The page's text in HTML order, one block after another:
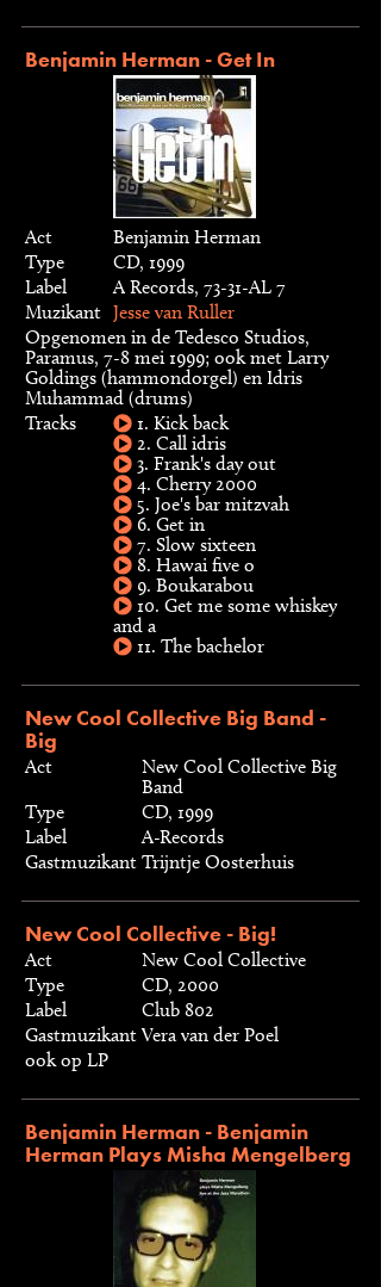
Benjamin Herman - Get In
Act
Benjamin Herman
Type
CD, 1999
Label
A Records, 73-31-AL 7
Muzikant Jesse van Ruller
Opgenomen in de Tedesco Studios,
Paramus, 7-8 mei 1999; ook met Larry
Goldings (hammondorgel) en Idris
Muhammad (drums)
Tracks
1. Kick back
2. Call idris
3. Frank's day out
4. Cherry 2000
5. Joe's bar mitzvah
6. Get in
7. Slow sixteen
8. Hawai five o
9. Boukarabou
10. Get me some whiskey
and a
11. The bachelor
New Cool Collective Big Band -
Big
Act
New Cool Collective Big
Band
Type
CD, 1999
Label
A-Records
Gastmuzikant Trijntje Oosterhuis
New Cool Collective - Big!
Act
New Cool Collective
Type
CD, 2000
Label
Club 802
Gastmuzikant Vera van der Poel
ook op LP
Benjamin Herman - Benjamin
Herman Plays Misha Mengelberg